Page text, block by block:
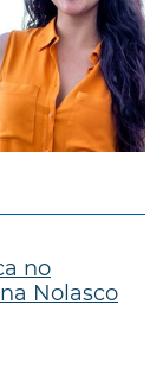
no
Nolasco